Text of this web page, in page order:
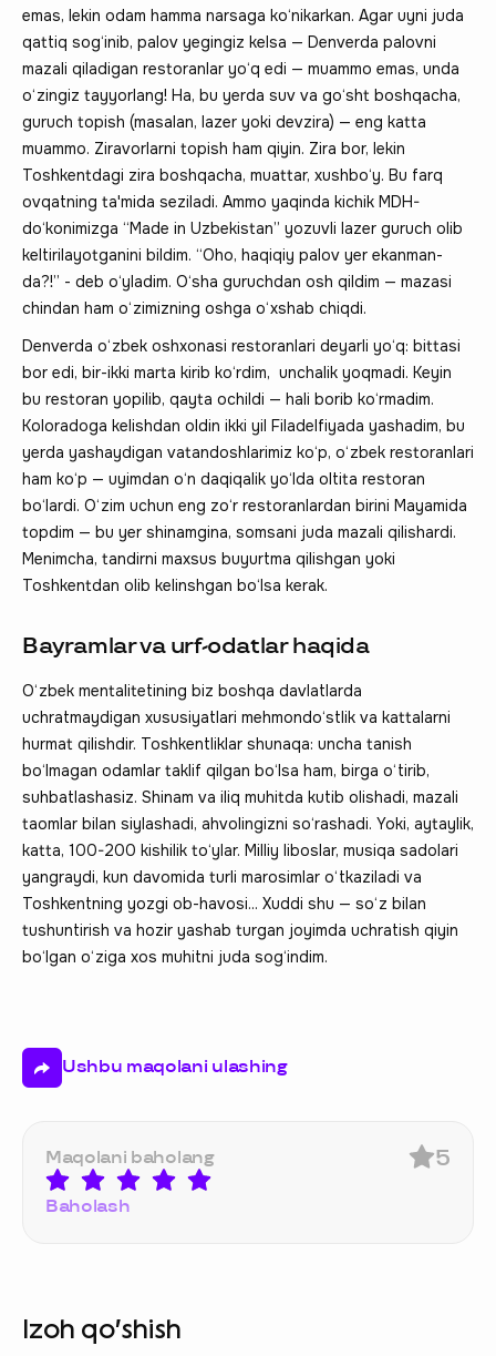
emas, lekin odam hamma narsaga ko‘nikarkan. Agar uyni juda
qattiq sog‘inib, palov yegingiz kelsa — Denverda palovni
mazali qiladigan restoranlar yo‘q edi — muammo emas, unda
o‘zingiz tayyorlang! Ha, bu yerda suv va go‘sht boshqacha,
guruch topish (masalan, lazer yoki devzira) — eng katta
muammo. Ziravorlarni topish ham qiyin. Zira bor, lekin
Toshkentdagi zira boshqacha, muattar, xushbo‘y. Bu farq
ovqatning ta'mida seziladi. Ammo yaqinda kichik MDH-
do‘konimizga “Made in Uzbekistan” yozuvli lazer guruch olib
keltirilayotganini bildim. “Oho, haqiqiy palov yer ekanman-
da?!” - deb o‘yladim. O‘sha guruchdan osh qildim — mazasi
chindan ham o‘zimizning oshga o‘xshab chiqdi.
Denverda o‘zbek oshxonasi restoranlari deyarli yo‘q: bittasi
bor edi, bir-ikki marta kirib ko‘rdim, unchalik yoqmadi. Keyin
bu restoran yopilib, qayta ochildi — hali borib ko‘rmadim.
Koloradoga kelishdan oldin ikki yil Filadelfiyada yashadim, bu
yerda yashaydigan vatandoshlarimiz ko‘p, o‘zbek restoranlari
ham ko‘p — uyimdan o‘n daqiqalik yo‘lda oltita restoran
bo‘lardi. O‘zim uchun eng zo‘r restoranlardan birini Mayamida
topdim — bu yer shinamgina, somsani juda mazali qilishardi.
Menimcha, tandirni maxsus buyurtma qilishgan yoki
Toshkentdan olib kelinshgan bo‘lsa kerak.
Bayramlar va urf-odatlar haqida
O‘zbek mentalitetining biz boshqa davlatlarda
uchratmaydigan xususiyatlari mehmondo‘stlik va kattalarni
hurmat qilishdir. Toshkentliklar shunaqa: uncha tanish
bo‘lmagan odamlar taklif qilgan bo‘lsa ham, birga o‘tirib,
suhbatlashasiz. Shinam va iliq muhitda kutib olishadi, mazali
taomlar bilan siylashadi, ahvolingizni so‘rashadi. Yoki, aytaylik,
katta, 100-200 kishilik to‘ylar. Milliy liboslar, musiqa sadolari
yangraydi, kun davomida turli marosimlar o‘tkaziladi va
Toshkentning yozgi ob-havosi... Xuddi shu — so‘z bilan
tushuntirish va hozir yashab turgan joyimda uchratish qiyin
bo‘lgan o‘ziga xos muhitni juda sog‘indim.
Ushbu maqolani ulashing
Maqolani baholang
Baholash
5
Izoh qo‘shish